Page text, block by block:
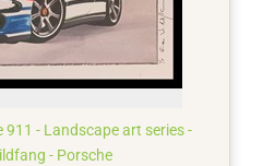
- Landscape art series -
- Porsche